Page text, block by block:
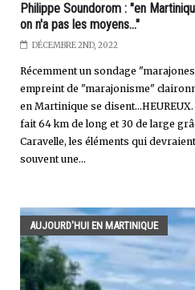
Philippe Soundorom : "en
on n'a pas les moyens..."
DÉCEMBRE 2ND, 2022
Récemment un sondage
empreint de "marajonisme"
en Martinique se
fait 64 km de long et 30 de large
Caravelle, les éléments qui
souvent une...
AUJOURD'HUI EN MARTINIQUE